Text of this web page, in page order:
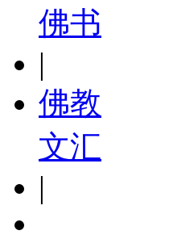
佛书
|
佛教
文汇
|